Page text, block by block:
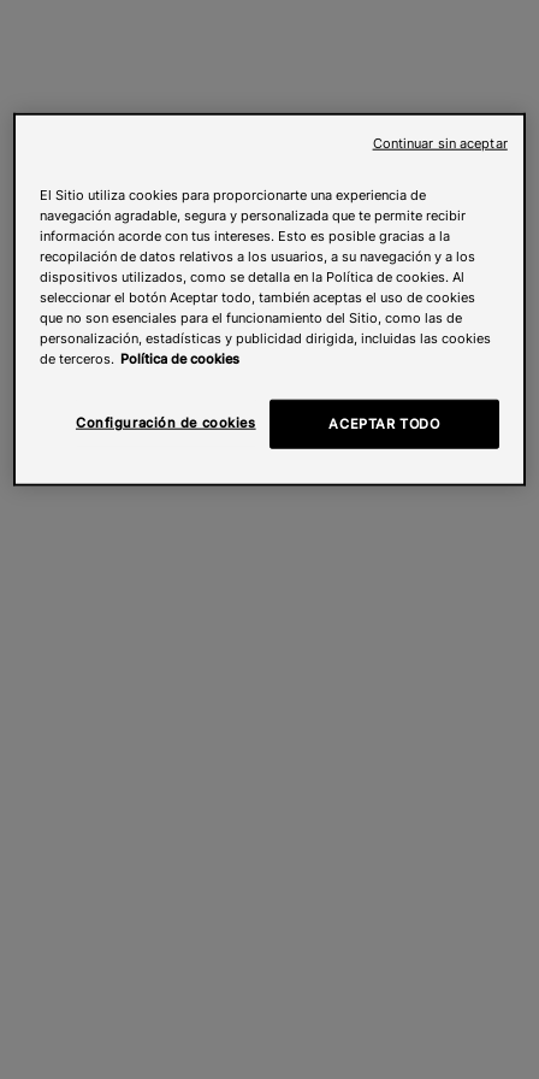
El Sitio utiliza cookies para proporcionarte una experiencia de
navegación agradable, segura y personalizada que te permite recibir
información acorde con tus intereses. Esto es posible gracias a la
recopilación de datos relativos a los usuarios, a su navegación y a los
dispositivos utilizados, como se detalla en la Política de cookies. Al
seleccionar el botón Aceptar todo, también aceptas el uso de cookies
que no son esenciales para el funcionamiento del Sitio, como las de
personalización, estadísticas y publicidad dirigida, incluidas las cookies
de terceros. Política de cookies
Configuración de cookies ACEPTAR TODO
Continuar sin aceptar